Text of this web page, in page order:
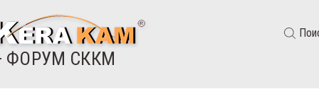
ФОРУМ СККМ